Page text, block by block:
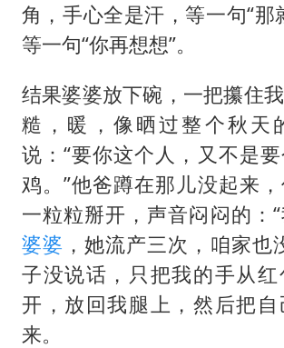
角，手心全是汗，等一句“那
等一句“你再想想”。
结果婆婆放下碗，一把攥住
糙，暖，像晒过整个秋天
说：“要你这个人，又不是
鸡。”他爸蹲在那儿没起来
一粒粒掰开，声音闷闷的：
婆婆 ，她流产三次，咱家也
子没说话，只把我的手从
开，放回我腿上，然后把自
来。